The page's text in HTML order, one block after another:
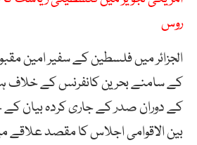
روس
الجزائر میں فلسطین کے سفیر امین
کے سامنے بحرین کانفرنس کے خلاف
کے دوران صدر کے جاری کردہ بیان کے
بین الاقوامی اجلاس کا مقصد علاقے